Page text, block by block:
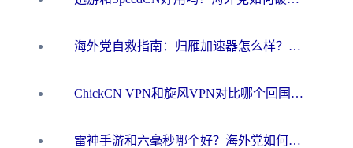
海外党自救指南：归雁加速器怎么样？教你避开坑实现国内资源无缝访问
ChickCN VPN和旋风VPN对比哪个回国效果更好？海外用户的选择困境与出路
雷神手游和六毫秒哪个好？海外党如何真正解锁国内资源